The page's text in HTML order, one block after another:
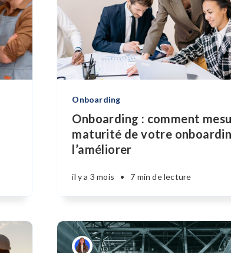
Onboarding
Onboarding : comment
maturité de votre
l’améliorer
il y a 3 mois • 7 min de lecture